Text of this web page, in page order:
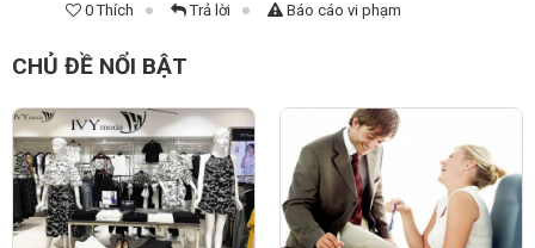
0 Thích Trả lời Báo cáo vi phạm
CHỦ ĐỀ NỔI BẬT